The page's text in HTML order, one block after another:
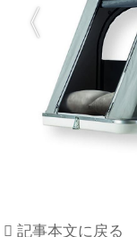
記事本文に戻る